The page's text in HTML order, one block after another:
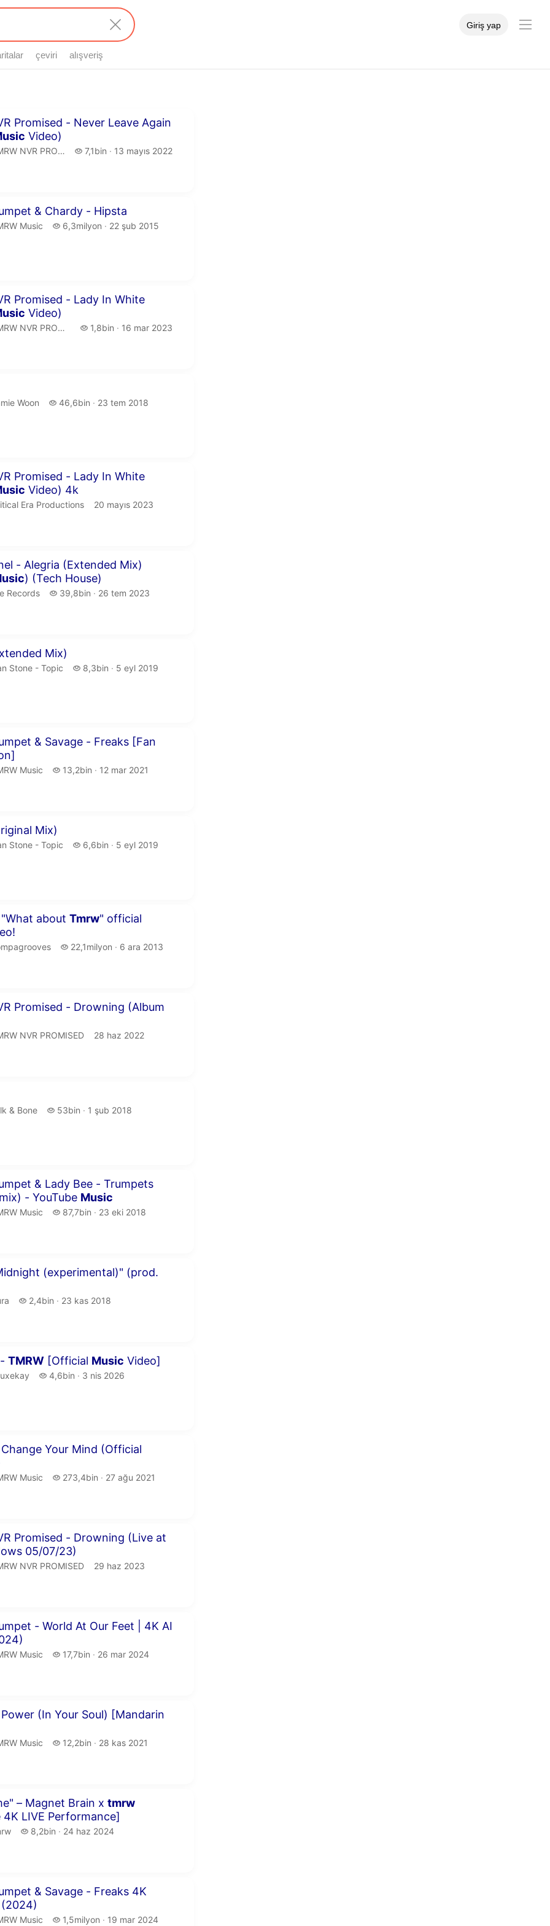
Giriş yap
çeviri alışveriş
Promised - Never Leave Again
Video)
saniye
NVR PROMISED.
NVR PROMISED 7,1bin
7,1 bin izleme13 mayıs 2022
& Chardy - Hipsta
43 saniye
Music.
Music 6,3milyon
6,3 milyon izleme22 şub 2015
Promised - Lady In White
Video)
58 saniye
NVR PROMISED.
NVR PROMISED 1,8bin
1,8 bin izleme16 mar 2023
saniye
Woon.
Woon 46,6bin
46,6 bin izleme23 tem 2018
Promised - Lady In White
Video) 4k
9 saniye
Era Productions.
Era Productions yayın tarihi
20 mayıs 2023
- Alegria (Extended Mix)
) (Tech House)
39 saniye
Records.
Records 39,8bin
39,8 bin izleme26 tem 2023
Mix)
saniye
Stone - Topic.
Stone - Topic 8,3bin
8,3 bin izleme
5 eyl 2019
& Savage - Freaks [Fan
saniye
Music.
Music 13,2bin
13,2 bin izleme12 mar 2021
Mix)
50 saniye
Stone - Topic.
Stone - Topic 6,6bin
6,6 bin izleme
5 eyl 2019
"What about Tmrw" official
38 saniye
22,1milyon
22,1 milyon izleme6 ara 2013
Promised - Drowning (Album
43 saniye
NVR PROMISED.
NVR PROMISED yayın tarihi
28 haz 2022
saniye
& Bone.
& Bone 53bin
53 bin izleme1 şub 2018
& Lady Bee - Trumpets
- YouTube Music
20 saniye
Music.
Music 87,7bin
87,7 bin izleme23 eki 2018
(experimental)" (prod.
saniye
2,4bin
2,4 bin izleme23 kas 2018
TMRW [Official Music Video]
saniye
4,6bin
4,6 bin izleme
3 nis 2026
Your Mind (Official
4 saniye
Music.
Music 273,4bin
273,4 bin izleme27 ağu 2021
Promised - Drowning (Live at
05/07/23)
8 saniye
NVR PROMISED.
NVR PROMISED yayın tarihi
29 haz 2023
- World At Our Feet | 4K AI
saniye
Music.
Music 17,7bin
17,7 bin izleme26 mar 2024
(In Your Soul) [Mandarin
saniye
Music.
Music 12,2bin
12,2 bin izleme28 kas 2021
– Magnet Brain x tmrw
4K LIVE Performance]
8,2bin
8,2 bin izleme24 haz 2024
& Savage - Freaks 4K
49 saniye
Music.
Music 1,5milyon
1,5 milyon izleme19 mar 2024